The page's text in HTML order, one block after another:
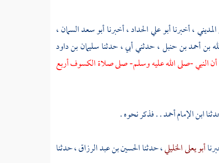
، أخبرناأبو علي الحداد، أخبرناأبو سعد السمان،
بن أحمد بن حنبل، حدثني أبي ، حدثناسليمان بن داود
أن النبي -صلى الله عليه وسلم- صلى صلاة الكسوف أربع
ابن الإمام أحمد. . فذكر نحوه .
أبو يعلى الخليلي، حدثناالحسين بن عبد الرزاق، حدثنا